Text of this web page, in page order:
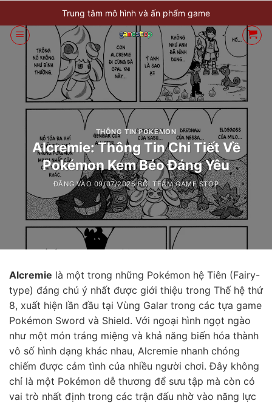
qua
nội
Trung tâm mô hình và ấn phẩm game
THÔNG TIN POKEMON
Alcremie: Thông Tin Chi Tiết Về
Pokémon Kem Béo Đáng Yêu
ĐĂNG VÀO09/07/2025 BỞITEAM GAME STOP
Alcremie là một trong những Pokémon hệ Tiên (Fairy-
type) đáng chú ý nhất được giới thiệu trong Thế hệ thứ
8, xuất hiện lần đầu tại Vùng Galar trong các tựa game
Pokémon Sword và Shield. Với ngoại hình ngọt ngào
như một món tráng miệng và khả năng biến hóa thành
vô số hình dạng khác nhau, Alcremie nhanh chóng
chiếm được cảm tình của nhiều người chơi. Đây không
chỉ là một Pokémon dễ thương để sưu tập mà còn có
vai trò nhất định trong các trận đấu nhờ vào năng lực